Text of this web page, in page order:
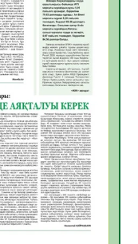
20
ЕҢБЕК
19
шықты
20
сайлауынан
зерттеуі